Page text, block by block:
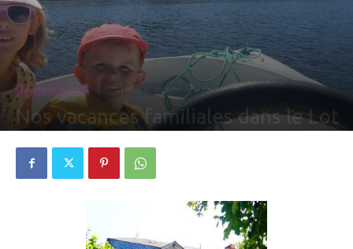
Famille et maison Découvertes et voyages
Nos vacances familiales dans le Lot